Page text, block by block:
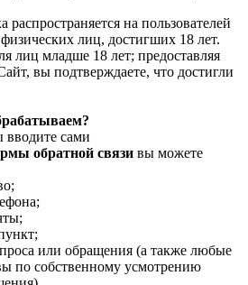
на пользователей
лиц, достигших 18 лет.
лиц младше 18 лет; предоставляя
вы подтверждаете, что достигли
сами
обратной связи вы можете
или обращения (а также любые
по собственному усмотрению